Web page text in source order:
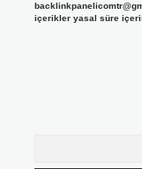
içerikler yasal süre